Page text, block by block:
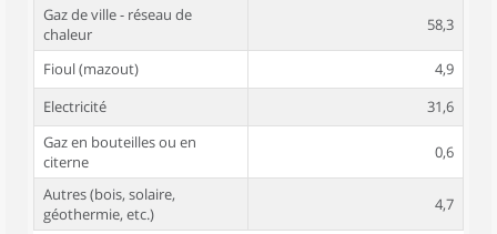
Gaz de ville - réseau de
chaleur
58,3
Fioul (mazout)
4,9
Electricité
31,6
Gaz en bouteilles ou en
citerne
0,6
Autres (bois, solaire,
géothermie, etc.)
4,7